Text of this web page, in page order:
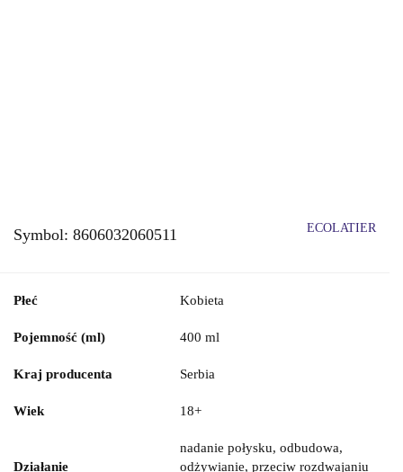
Symbol: 8606032060511 ECOLATIER
Płeć Kobieta
Pojemność (ml) 400 ml
Kraj producenta Serbia
Wiek 18+
Działanie
nadanie połysku, odbudowa,
odżywianie, przeciw rozdwajaniu